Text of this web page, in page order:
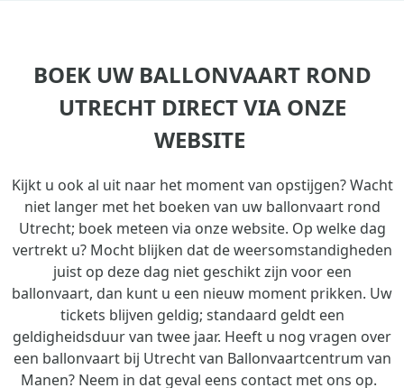
BOEK UW BALLONVAART ROND
UTRECHT DIRECT VIA ONZE
WEBSITE
Kijkt u ook al uit naar het moment van opstijgen? Wacht
niet langer met het boeken van uw ballonvaart rond
Utrecht; boek meteen via onze website. Op welke dag
vertrekt u? Mocht blijken dat de weersomstandigheden
juist op deze dag niet geschikt zijn voor een
ballonvaart, dan kunt u een nieuw moment prikken. Uw
tickets blijven geldig; standaard geldt een
geldigheidsduur van twee jaar. Heeft u nog vragen over
een ballonvaart bij Utrecht van Ballonvaartcentrum van
Manen? Neem in dat geval eens contact met ons op.